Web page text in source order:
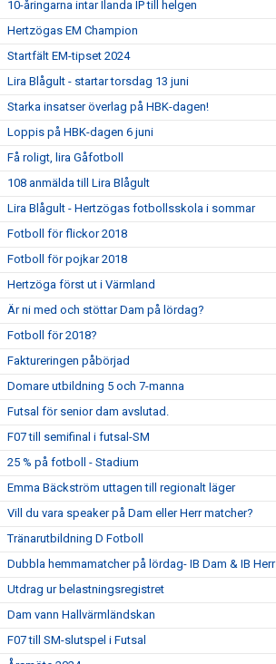
10-åringarna intar Ilanda IP till helgen
Hertzögas EM Champion
Startfält EM-tipset 2024
Lira Blågult - startar torsdag 13 juni
Starka insatser överlag på HBK-dagen!
Loppis på HBK-dagen 6 juni
Få roligt, lira Gåfotboll
108 anmälda till Lira Blågult
Lira Blågult - Hertzögas fotbollsskola i sommar
Fotboll för flickor 2018
Fotboll för pojkar 2018
Hertzöga först ut i Värmland
Är ni med och stöttar Dam på lördag?
Fotboll för 2018?
Faktureringen påbörjad
Domare utbildning 5 och 7-manna
Futsal för senior dam avslutad.
F07 till semifinal i futsal-SM
25 % på fotboll - Stadium
Emma Bäckström uttagen till regionalt läger
Vill du vara speaker på Dam eller Herr matcher?
Tränarutbildning D Fotboll
Dubbla hemmamatcher på lördag- IB Dam & IB Herr
Utdrag ur belastningsregistret
Dam vann Hallvärmländskan
F07 till SM-slutspel i Futsal